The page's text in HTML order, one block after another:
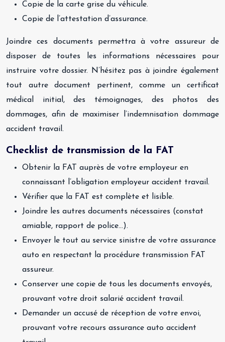
Copie de la carte grise du véhicule.
Copie de l’attestation d’assurance.
Joindre ces documents permettra à votre assureur de
disposer de toutes les informations nécessaires pour
instruire votre dossier. N’hésitez pas à joindre également
tout autre document pertinent, comme un certificat
médical initial, des témoignages, des photos des
dommages, afin de maximiser l’indemnisation dommage
accident travail.
Checklist de transmission de la FAT
Obtenir la FAT auprès de votre employeur en
connaissant l’obligation employeur accident travail.
Vérifier que la FAT est complète et lisible.
Joindre les autres documents nécessaires (constat
amiable, rapport de police…).
Envoyer le tout au service sinistre de votre assurance
auto en respectant la procédure transmission FAT
assureur.
Conserver une copie de tous les documents envoyés,
prouvant votre droit salarié accident travail.
Demander un accusé de réception de votre envoi,
prouvant votre recours assurance auto accident